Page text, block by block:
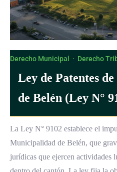
Derecho Municipal · Derecho
Ley de Patentes
de Belén (Ley N°
La Ley N° 9102 establece el
Municipalidad de Belén, que
jurídicas que ejercen actividades